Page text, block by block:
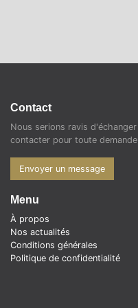
Contact
Nous serions ravis
contacter pour toute
Envoyer un message
Menu
À propos
Nos actualités
Conditions générales
Politique de confidentialité